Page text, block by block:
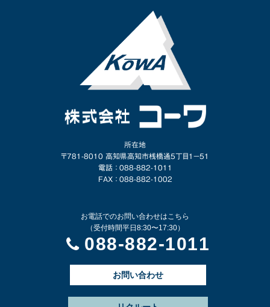
所在地
〒781-8010 高知県高知市桟橋通5丁目1−51
電話 ： 088-882-1011
FAX ： 088-882-1002
お電話でのお問い合わせはこちら
（受付時間平日8:30〜17:30）
088-882-1011
お問い合わせ